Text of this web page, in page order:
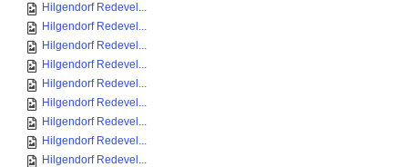
Hilgendorf Redevel...
Hilgendorf Redevel...
Hilgendorf Redevel...
Hilgendorf Redevel...
Hilgendorf Redevel...
Hilgendorf Redevel...
Hilgendorf Redevel...
Hilgendorf Redevel...
Hilgendorf Redevel...